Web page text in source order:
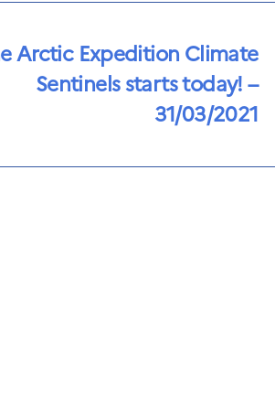
Arctic Expedition Climate
Sentinels starts today! –
31/03/2021